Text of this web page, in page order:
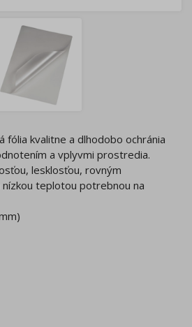
fólia kvalitne a dlhodobo ochránia
a vplyvmi prostredia.
lesklosťou, rovným
teplotou potrebnou na